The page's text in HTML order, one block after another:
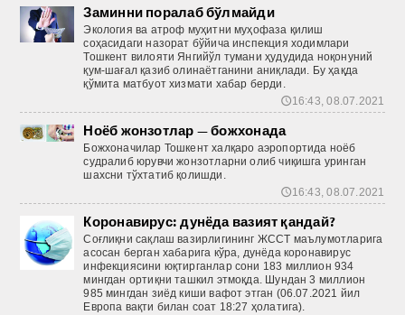
Заминни поралаб бўлмайди
Экология ва атроф муҳитни муҳофаза қилиш
соҳасидаги назорат бў­йича инспекция ходимлари
Тошкент вилояти Янгийўл тумани ҳудудида ноқонуний
қум-шағал қазиб олинаётганини аниқлади. Бу ҳақда
қўмита матбуот хизмати хабар берди.
🕔16:43, 08.07.2021
Ноёб жонзотлар — божхонада
Божхоначилар Тошкент халқаро аэропортида ноёб
судралиб юрувчи жонзотларни олиб чиқишга уринган
шахсни тўхтатиб қолишди.
🕔16:43, 08.07.2021
Коронавирус: дунёда вазият қандай?
Соғлиқни сақлаш вазирлигининг ЖССТ маълумотларига
асосан берган хабарига кўра, дунёда коронавирус
инфекциясини юқтирганлар сони 183 миллион 934
мингдан ортиқни ташкил этмоқда. Шундан 3 миллион
985 мингдан зиёд киши вафот этган (06.07.2021 йил
Европа вақти билан соат 18:27 ҳолатига).